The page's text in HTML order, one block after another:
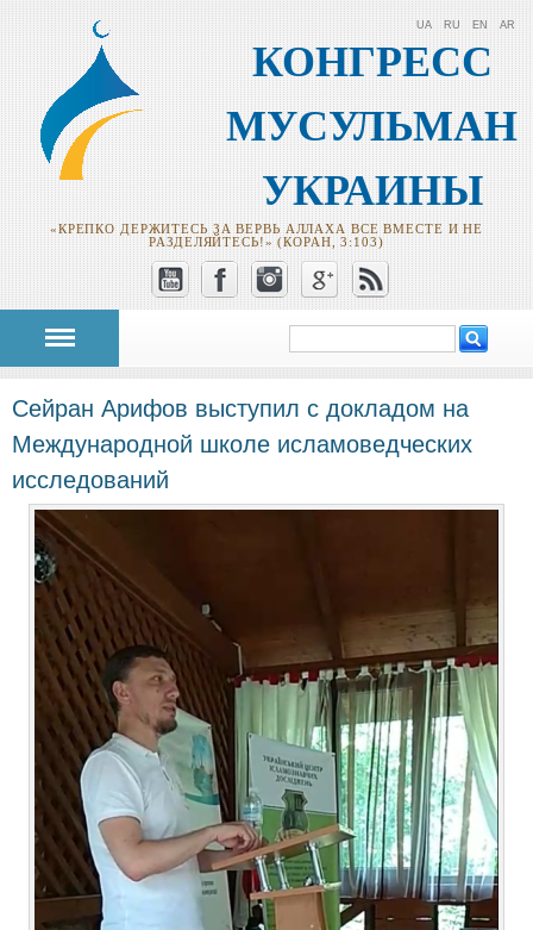
КОНГРЕСС
МУСУЛЬМАН
УКРАИНЫ
«КРЕПКО ДЕРЖИТЕСЬ ЗА ВЕРВЬ АЛЛАХА ВСЕ ВМЕСТЕ И НЕ
РАЗДЕЛЯЙТЕСЬ!» (КОРАН, 3:103)
UA RU EN AR
Форма поиска
Сейран Арифов выступил с докладом на
Международной школе исламоведческих
исследований